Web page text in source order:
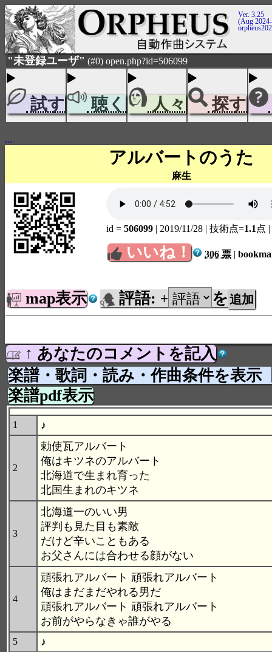
Ver. 3.25
(Aug
"未登録ユーザ" (#0) open.php?id=506099
試す 聴く 人々 探す
...
アルバートのうた
麻生
id = 506099 | 2019/11/28 | 技術点=1.1 点 |
いいね！ 306 票 |
map表示 評語: + を
↑ あなたのコメントを記入
楽譜・歌詞・読み・作曲条件を表示
楽譜pdf表示
1 ♪
2
勅使瓦アルバート
俺はキツネのアルバート
北海道で生まれ育った
北国生まれのキツネ
3
北海道一のいい男
評判も見た目も素敵
だけど辛いこともある
お父さんには合わせる顔がない
4
頑張れアルバート 頑張れアルバート
俺はまだまだやれる男だ
頑張れアルバート 頑張れアルバート
お前がやらなきゃ誰がやる
5 ♪